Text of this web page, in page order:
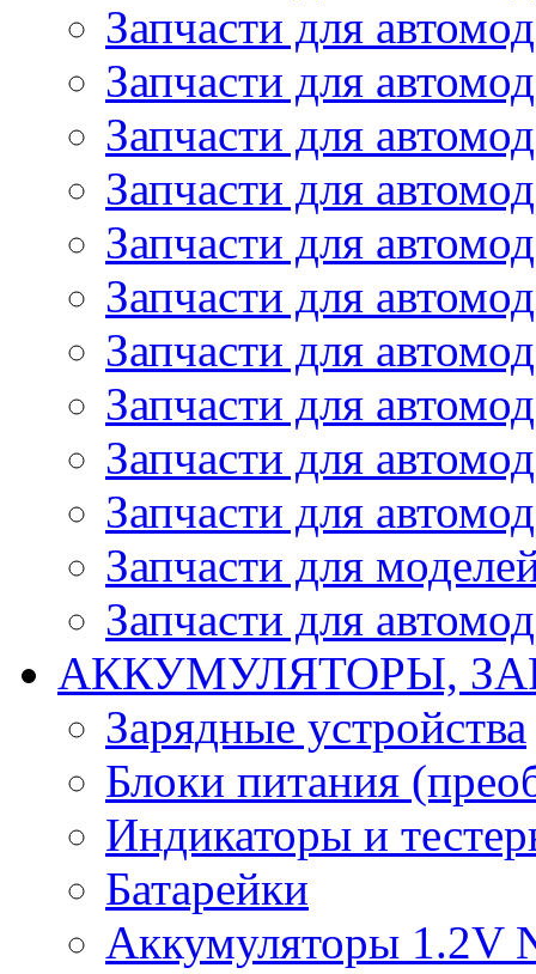
Запчасти для
Запчасти для
Запчасти для
Запчасти для
Запчасти для
Запчасти для
Запчасти для
Запчасти для
Запчасти для
Запчасти для
Запчасти для
Запчасти для
АККУМУЛЯТОРЫ,
Зарядные устройства
Блоки питания
Индикаторы и
Батарейки
Аккумуляторы 1.2V